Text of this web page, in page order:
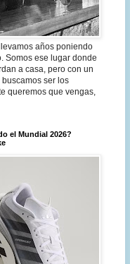
años poniendo
Somos ese lugar donde
a casa, pero con un
ser los
queremos que vengas,
el Mundial 2026?